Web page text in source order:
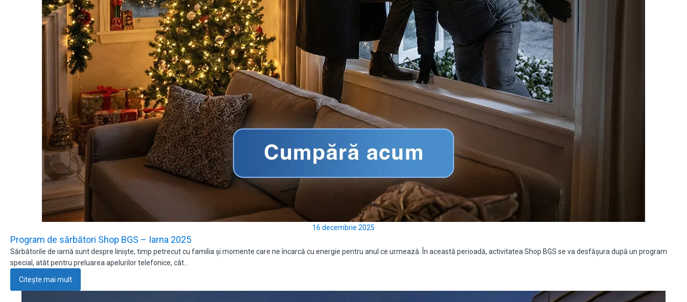
16 decembrie 2025
Program de sărbători Shop BGS – Iarna 2025
Sărbătorile de iarnă sunt despre liniște, timp petrecut cu familia și momente care ne încarcă cu energie pentru anul ce urmează. În această perioadă, activitatea Shop BGS se va desfășura după un program
special, atât pentru preluarea apelurilor telefonice, cât…
Citește mai mult